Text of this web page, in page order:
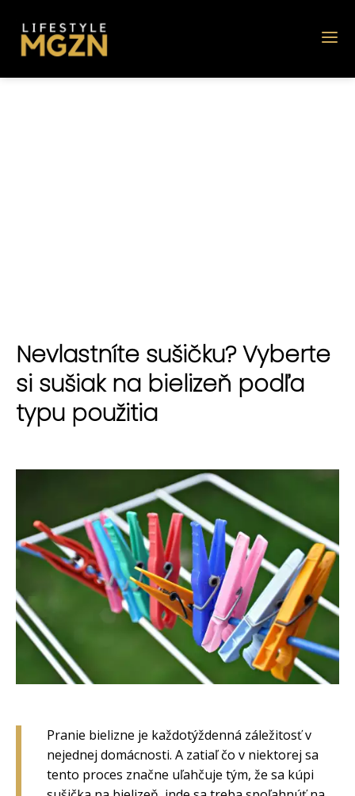
Nevlastníte sušičku? Vyberte
si sušiak na bielizeň podľa
typu použitia
Pranie bielizne je každotýždenná záležitosť v
nejednej domácnosti. A zatiaľ čo v niektorej sa
tento proces značne uľahčuje tým, že sa kúpi